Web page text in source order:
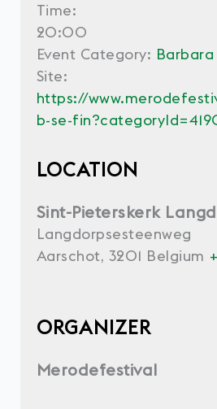
Time:
20:00
Event Category:
Site:
https://
b-se-
LOCATION
Sint-Pieterskerk
Langdorpsesteenweg
Aarschot, 3201 Belgium
ORGANIZER
Merodefestival